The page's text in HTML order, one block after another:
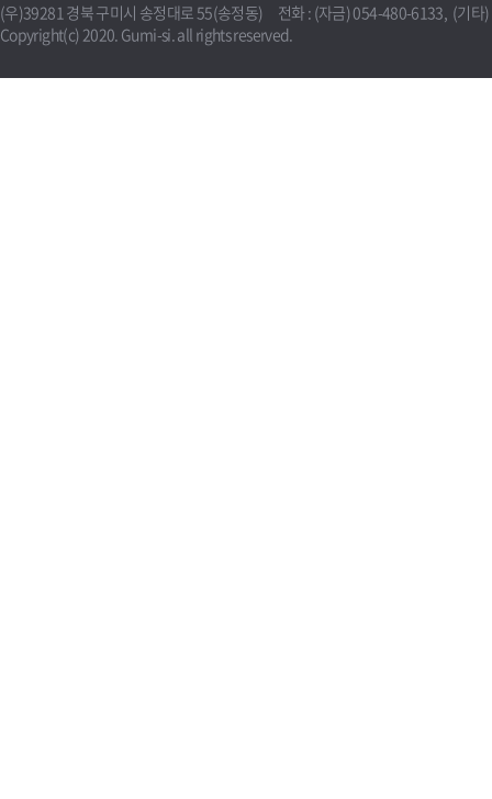
(우)39281 경북 구미시 송정대로 55(송정동) 전화 : (자금) 054-480-6133, (기타
Copyright(c) 2020. Gumi-si. all rights reserved.